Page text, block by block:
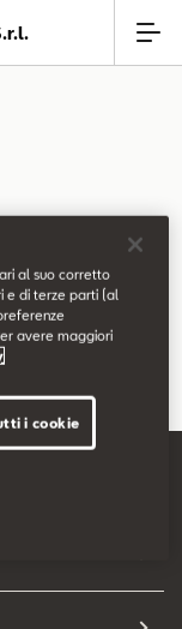
di navigazione
al suo corretto
e di terze parti (al
avere maggiori
i cookie